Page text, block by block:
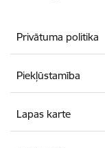
Privātuma politika
Piekļūstamība
Lapas karte